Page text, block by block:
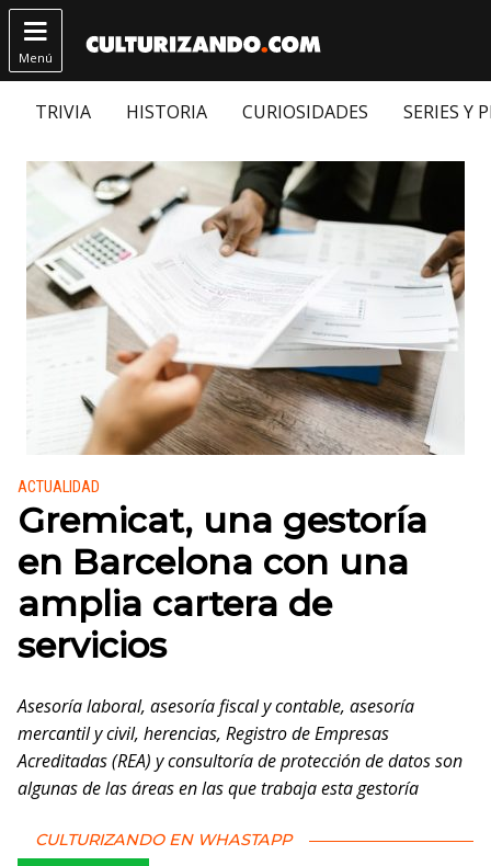

Menú
TRIVIA HISTORIA CURIOSIDADES SERIES Y
Publicado en:
ACTUALIDAD
Gremicat, una gestoría
en Barcelona con una
amplia cartera de
servicios
Asesoría laboral, asesoría fiscal y contable, asesoría
mercantil y civil, herencias, Registro de Empresas
Acreditadas (REA) y consultoría de protección de datos son
algunas de las áreas en las que trabaja esta gestoría
CULTURIZANDO EN WHASTAPP